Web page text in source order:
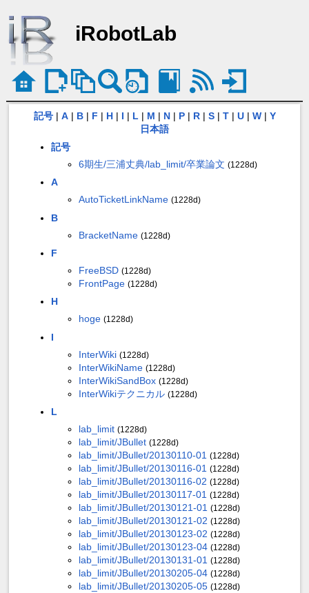
iRobotLab
記号| A| B| F | H| I | L | M | N| P| R| S| T| U| W| Y
日本語
記号
6期生/三浦丈典/lab_limit/卒業論文 (1228d)
A
AutoTicketLinkName (1228d)
B
BracketName (1228d)
F
FreeBSD (1228d)
FrontPage (1228d)
H
hoge (1228d)
I
InterWiki (1228d)
InterWikiName (1228d)
InterWikiSandBox (1228d)
InterWikiテクニカル (1228d)
L
lab_limit (1228d)
lab_limit/JBullet (1228d)
lab_limit/JBullet/20130110-01 (1228d)
lab_limit/JBullet/20130116-01 (1228d)
lab_limit/JBullet/20130116-02 (1228d)
lab_limit/JBullet/20130117-01 (1228d)
lab_limit/JBullet/20130121-01 (1228d)
lab_limit/JBullet/20130121-02 (1228d)
lab_limit/JBullet/20130123-02 (1228d)
lab_limit/JBullet/20130123-04 (1228d)
lab_limit/JBullet/20130131-01 (1228d)
lab_limit/JBullet/20130205-04 (1228d)
lab_limit/JBullet/20130205-05 (1228d)